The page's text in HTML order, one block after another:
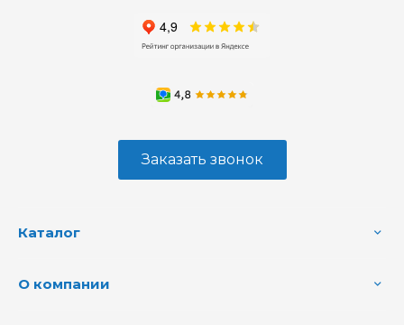
Заказать звонок
Каталог
О компании